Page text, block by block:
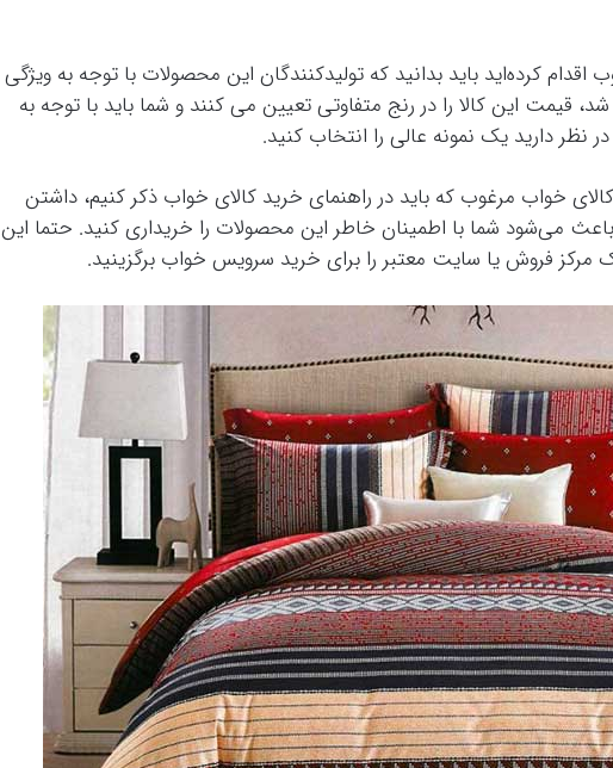
اقدام کرده‌اید باید بدانید که تولیدکنندگان این محصولات با توجه به ویژگی‌
قیمت این کالا را در رنج متفاوتی تعیین می‌ کنند و شما باید با توجه به
نظر دارید یک نمونه عالی را انتخاب کنید.
خواب مرغوب که باید در راهنمای خرید کالای خواب ذکر کنیم، داشتن
می‌شود شما با اطمینان خاطر این محصولات را خریداری کنید. حتما این
مرکز فروش یا سایت معتبر را برای خرید سرویس خواب برگزینید.